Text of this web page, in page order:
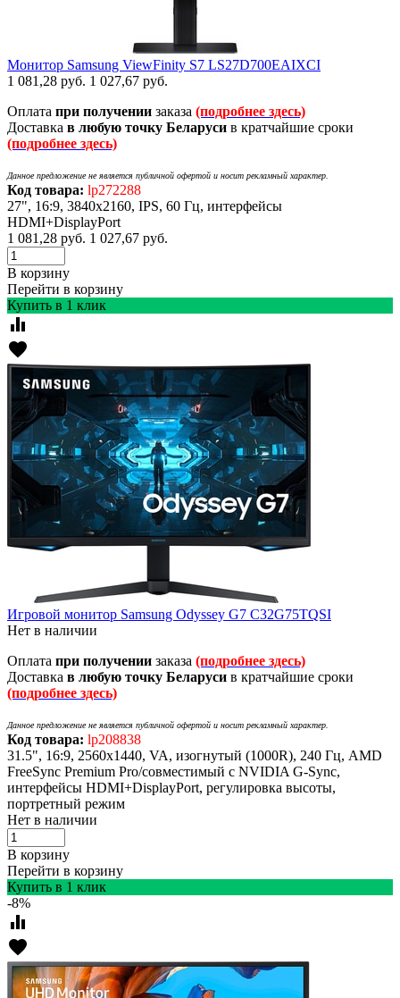
Монитор Samsung ViewFinity S7 LS27D700EAIXCI
1 081,28 руб. 1 027,67 руб.
Оплата при получении заказа (подробнее здесь)
Доставка в любую точку Беларуси в кратчайшие сроки
(подробнее здесь)
Данное предложение не является публичной офертой и носит рекламный характер.
Код товара: lp272288
27", 16:9, 3840x2160, IPS, 60 Гц, интерфейсы
HDMI+DisplayPort
1 081,28 руб. 1 027,67 руб.
В корзину
Перейти в корзину
Купить в 1 клик
equalizer
favorite
Игровой монитор Samsung Odyssey G7 C32G75TQSI
Нет в наличии
Оплата при получении заказа (подробнее здесь)
Доставка в любую точку Беларуси в кратчайшие сроки
(подробнее здесь)
Данное предложение не является публичной офертой и носит рекламный характер.
Код товара: lp208838
31.5", 16:9, 2560x1440, VA, изогнутый (1000R), 240 Гц, AMD
FreeSync Premium Pro/совместимый с NVIDIA G-Sync,
интерфейсы HDMI+DisplayPort, регулировка высоты,
портретный режим
Нет в наличии
В корзину
Перейти в корзину
Купить в 1 клик
-8%
equalizer
favorite